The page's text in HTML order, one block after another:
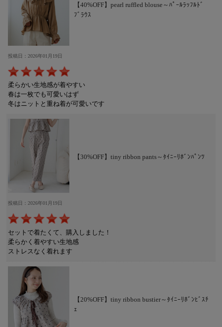
【40%OFF】pearl ruffled blouse～ﾊﾟｰﾙﾗｯﾌﾙﾄﾞ
ﾌﾞﾗｳｽ
投稿日：2026年01月19日
柔らかい生地感が着やすい
春は一枚でも可愛いはず
冬はニットと重ね着が可愛いです
【30%OFF】tiny ribbon pants～ﾀｲﾆｰﾘﾎﾞﾝﾊﾟﾝﾂ
投稿日：2026年01月19日
セットで着たくて、購入しました！
柔らかく着やすい生地感
ストレスなく着れます
【20%OFF】tiny ribbon bustier～ﾀｲﾆｰﾘﾎﾞﾝﾋﾞｽﾁ
ｪ